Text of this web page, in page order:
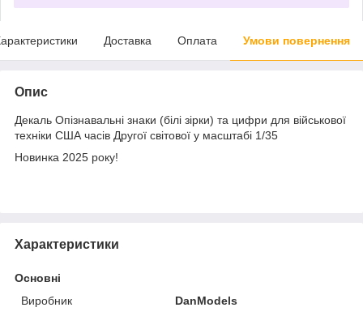
Доставка Оплата Умови повернення
Опис
Декаль Опізнавальні знаки (білі зірки) та цифри для військової
техніки США часів Другої світової у масштабі 1/35
Новинка 2025 року!
Характеристики
Основні
Виробник
DanModels